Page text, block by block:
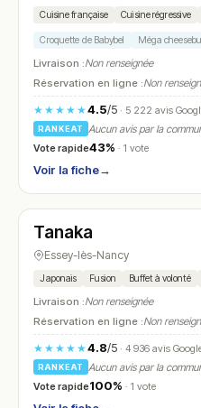
Cuisine française Cuisine régressive
Croquette de Babybel Méga
Livraison :Non renseignée
Réservation en ligne :Non
★★★★★4.5/5· 5 222 avis
RANKEAT
Aucun avis par la
Vote rapide43% · 1 vote
Voir la fiche→
N° 25
Tanaka
Essey-lès-Nancy
Japonais Fusion Buffet à volonté
Livraison :Non renseignée
Réservation en ligne :Non
★★★★★4.8/5· 4 936 avis
RANKEAT
Aucun avis par la
Vote rapide100% · 1 vote